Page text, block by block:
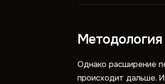
Однако расширение
происходит дальше.